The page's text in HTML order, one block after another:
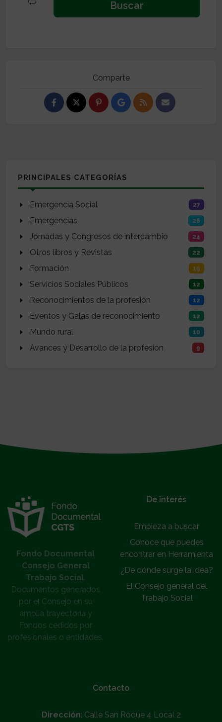
Comparte
PRINCIPALES CATEGORÍAS
Emergencia Social 27
Emergencias 26
Jornadas y Congresos de intercambio 24
Otros libros y Revistas 22
Formación 19
Servicios Sociales Públicos 12
Reconocimientos de la profesión 12
Eventos y Galas de reconocimiento 12
Mundo rural 10
Avances y Desarrollo de la profesión 9
Fondo Documental
Consejo General
Trabajo Social.
Documentos generados
por el Consejo en su
amplia trayectoria y
Fondos cedidos por
profesionales o entidades.
De interés
Empieza a buscar
Conoce que puedes
encontrar en Herramienta
¿De dónde surge la idea?
El Consejo general del
Trabajo Social
Contacto
Dirección: Calle San Roque 4 Local 2